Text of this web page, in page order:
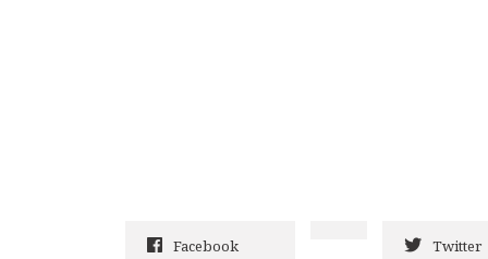
Facebook Twitter